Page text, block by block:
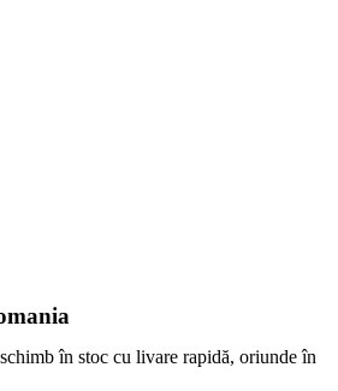
în stoc cu livare rapidă, oriunde în